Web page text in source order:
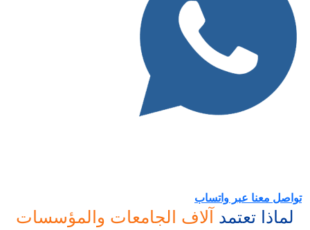
تواصل معنا عبر واتساب
لماذا تعتمد آلاف الجامعات والمؤسسات